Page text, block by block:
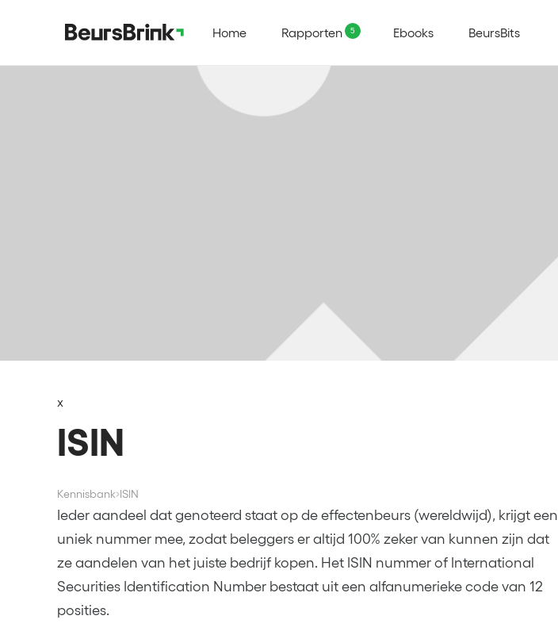
Home Rapporten Ebooks BeursBits
x
ISIN
Kennisbank ISIN
Ieder aandeel dat genoteerd staat op de effectenbeurs (wereldwijd), krijgt een
uniek nummer mee, zodat beleggers er altijd 100% zeker van kunnen zijn dat
ze aandelen van het juiste bedrijf kopen. Het ISIN nummer of International
Securities Identification Number bestaat uit een alfanumerieke code van 12
posities.